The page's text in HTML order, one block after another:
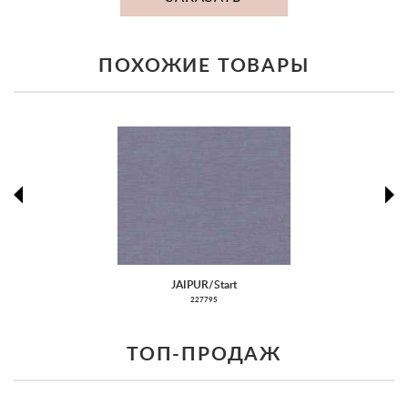
ПОХОЖИЕ ТОВАРЫ
JAIPUR/Start
227795
ТОП-ПРОДАЖ